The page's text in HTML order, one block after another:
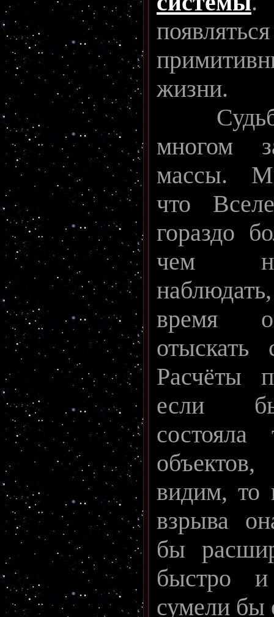
жизни.
Судьба
многом
массы.
что
гораздо
чем
время
отыскать
Расчёты
если
видим, то
взрыва
бы
быстро
сумели бы